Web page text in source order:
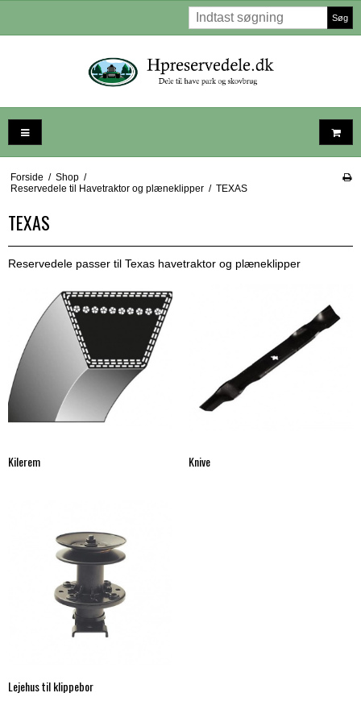
Søg
Forside / Shop /
Reservedele til Havetraktor og plæneklipper / TEXAS
TEXAS
Reservedele passer til Texas havetraktor og plæneklipper
Kilerem Knive
Lejehus til klippebor